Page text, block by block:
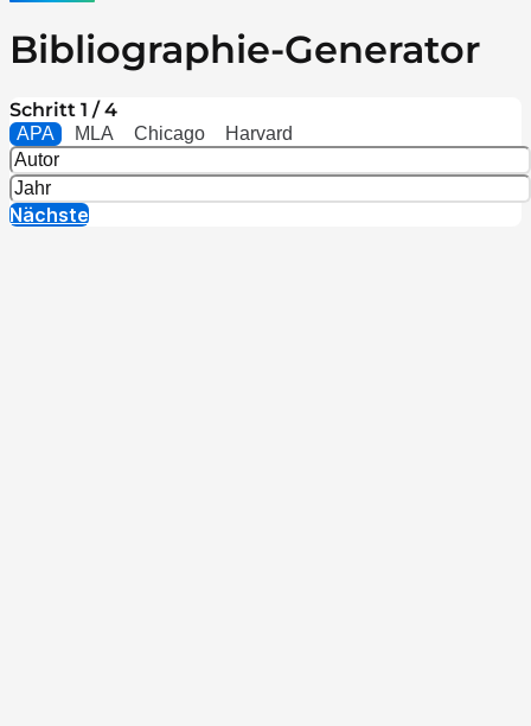
Bibliographie-Generator
Schritt 1 / 4
APA MLA Chicago Harvard
Nächste